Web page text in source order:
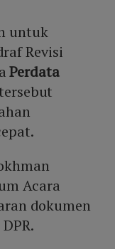
untuk
Revisi
Perdata
Acara
dokumen